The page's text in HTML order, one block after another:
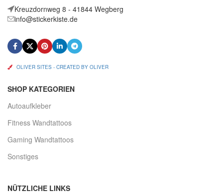
Kreuzdornweg 8 - 41844 Wegberg
info@stickerkiste.de
OLIVER SITES - CREATED BY OLIVER
SHOP KATEGORIEN
Autoaufkleber
Fitness Wandtattoos
Gaming Wandtattoos
Sonstiges
NÜTZLICHE LINKS